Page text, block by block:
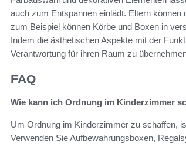
auch zum Entspannen einlädt. Eltern können
zum Beispiel können Körbe und Boxen in
Indem die ästhetischen Aspekte mit der
Verantwortung für ihren Raum zu
FAQ
Wie kann ich Ordnung im Kinderzimmer
Um Ordnung im Kinderzimmer zu schaffen,
Verwenden Sie Aufbewahrungsboxen,